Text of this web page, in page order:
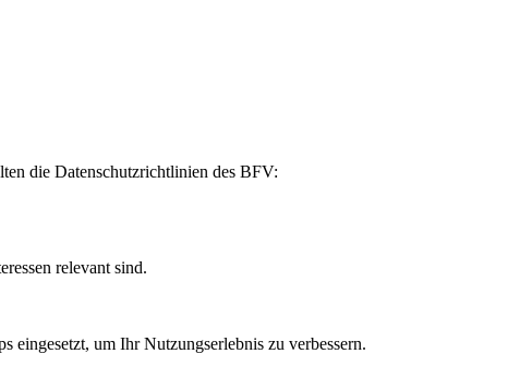
die Datenschutzrichtlinien des BFV:
relevant sind.
eingesetzt, um Ihr Nutzungserlebnis zu verbessern.